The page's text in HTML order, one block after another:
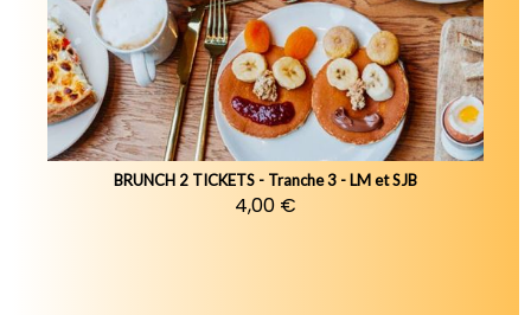
BRUNCH 2 TICKETS - Tranche 3 - LM et SJB
4,00 €